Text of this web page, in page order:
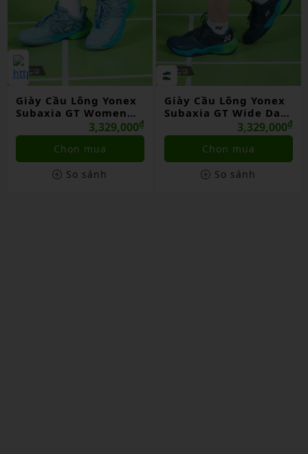
Giày Cầu Lông Yonex
Subaxia GT Women
Grayish Green Chính
Hãng
3,329,000₫
Chọn mua
So sánh
Giày Cầu Lông Yonex
Subaxia GT Wide Dark
Green Chính Hãng
3,329,000₫
Chọn mua
So sánh